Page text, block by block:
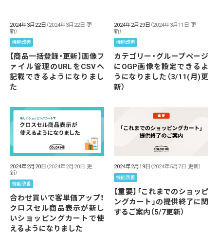
2024年3月22日 （2024年3月22日 更
新）
機能改善
【商品一括登録・更新】画像フ
ァイル管理のURLをCSVへ
記載できるようになりまし
た
2024年2月29日 （2024年3月11日 更
新）
機能改善
カテゴリー・グループページ
にOGP画像を設定できるよ
うになりました（3/11(月)更
新）
2024年2月20日 （2024年2月20日 更
新）
機能改善
合わせ買いで客単価アップ！
クロスセル商品表示が新し
いショッピングカートで使
えるようになりました
2024年2月19日 （2024年5月7日 更新）
機能改善
【重要】「これまでのショッピ
ングカート」の提供終了に関
するご案内（5/7更新）